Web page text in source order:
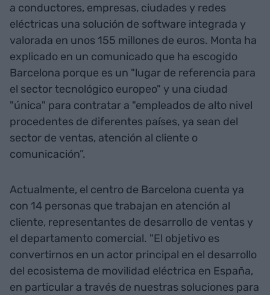
a conductores, empresas, ciudades y redes
eléctricas una solución de software integrada y
valorada en unos 155 millones de euros. Monta ha
explicado en un comunicado que ha escogido
Barcelona porque es un "lugar de referencia para
el sector tecnológico europeo" y una ciudad
"única" para contratar a "empleados de alto nivel
procedentes de diferentes países, ya sean del
sector de ventas, atención al cliente o
comunicación”.
Actualmente, el centro de Barcelona cuenta ya
con 14 personas que trabajan en atención al
cliente, representantes de desarrollo de ventas y
el departamento comercial. "El objetivo es
convertirnos en un actor principal en el desarrollo
del ecosistema de movilidad eléctrica en España,
en particular a través de nuestras soluciones para